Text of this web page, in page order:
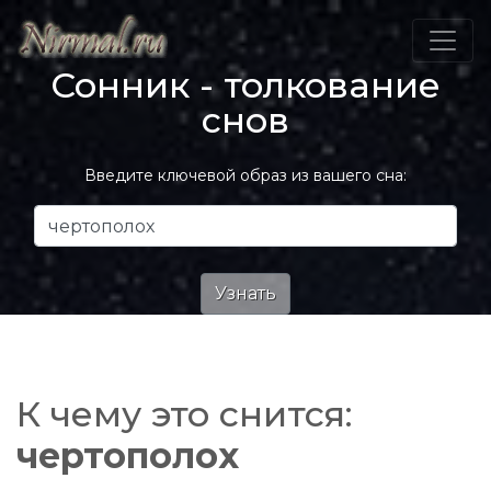
Сонник - толкование
снов
Введите ключевой образ из вашего сна:
К чему это снится:
чертополох